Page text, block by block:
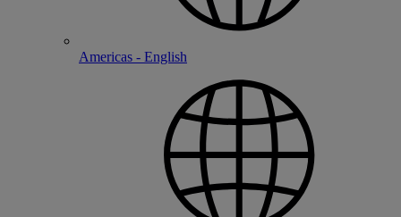
Americas - English